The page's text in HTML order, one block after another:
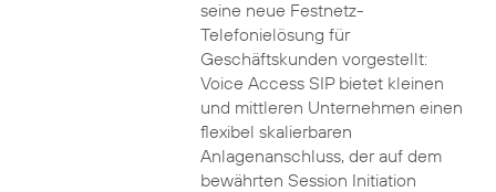
seine neue Festnetz-
Telefonielösung für
Geschäftskunden vorgestellt:
Voice Access SIP bietet kleinen
und mittleren Unternehmen einen
flexibel skalierbaren
Anlagenanschluss, der auf dem
bewährten Session Initiation